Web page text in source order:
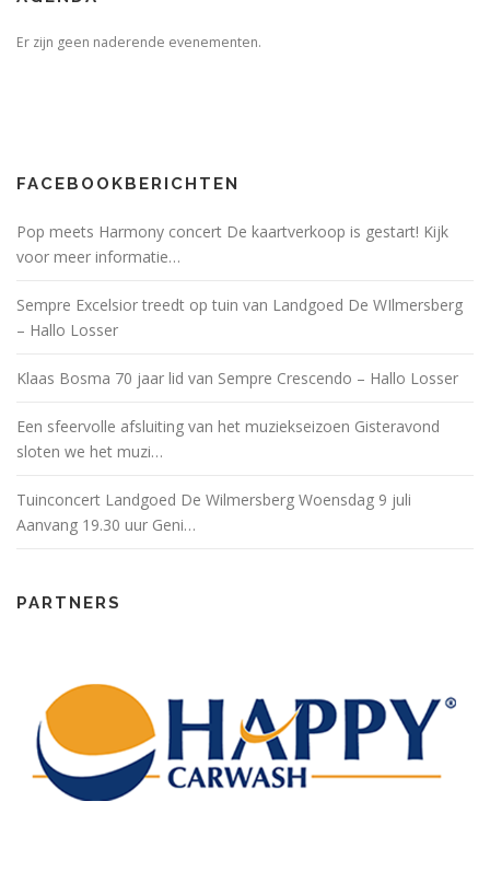
Er zijn geen naderende evenementen.
FACEBOOKBERICHTEN
Pop meets Harmony concert De kaartverkoop is gestart! Kijk
voor meer informatie…
Sempre Excelsior treedt op tuin van Landgoed De WIlmersberg
– Hallo Losser
Klaas Bosma 70 jaar lid van Sempre Crescendo – Hallo Losser
Een sfeervolle afsluiting van het muziekseizoen Gisteravond
sloten we het muzi…
Tuinconcert Landgoed De Wilmersberg Woensdag 9 juli
Aanvang 19.30 uur Geni…
PARTNERS